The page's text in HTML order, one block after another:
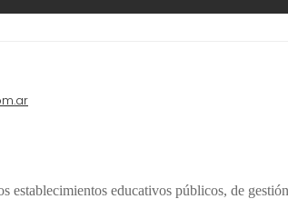
establecimientos educativos públicos, de gestión